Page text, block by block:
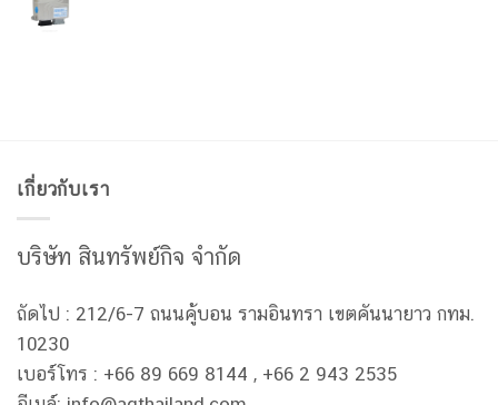
เกี่ยวกับเรา
บริษัท สินทรัพย์กิจ จำกัด
ถัดไป : 212/6-7 ถนนคู้บอน รามอินทรา เขตคันนายาว กทม.
10230
เบอร์โทร : +66 89 669 8144 , +66 2 943 2535